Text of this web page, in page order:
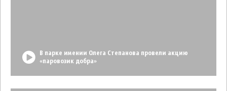
В парке имении Олега Степанова провели акцию
«паровозик добра»